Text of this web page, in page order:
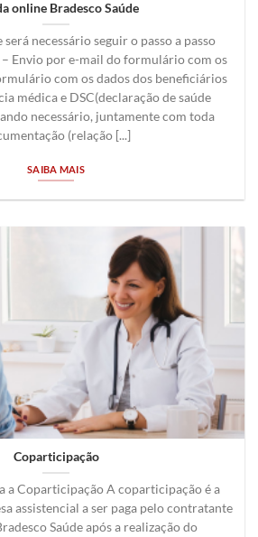
online Bradesco Saúde
necessário seguir o passo a passo
Envio por e-mail do formulário com os
com os dados dos beneficiários
médica e DSC(declaração de saúde
necessário, juntamente com toda
(relação [...]
SAIBA MAIS
Coparticipação
a Coparticipação A coparticipação é a
assistencial a ser paga pelo contratante
Saúde após a realização do